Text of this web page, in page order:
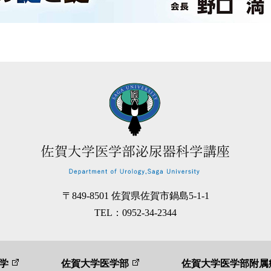
〒849-8501 佐賀県佐賀市鍋島5-1-1
TEL： 0952-34-2344
佐賀大学医学部 佐賀大学医学部附属